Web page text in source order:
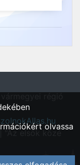
"Az elsők közé
olvassa